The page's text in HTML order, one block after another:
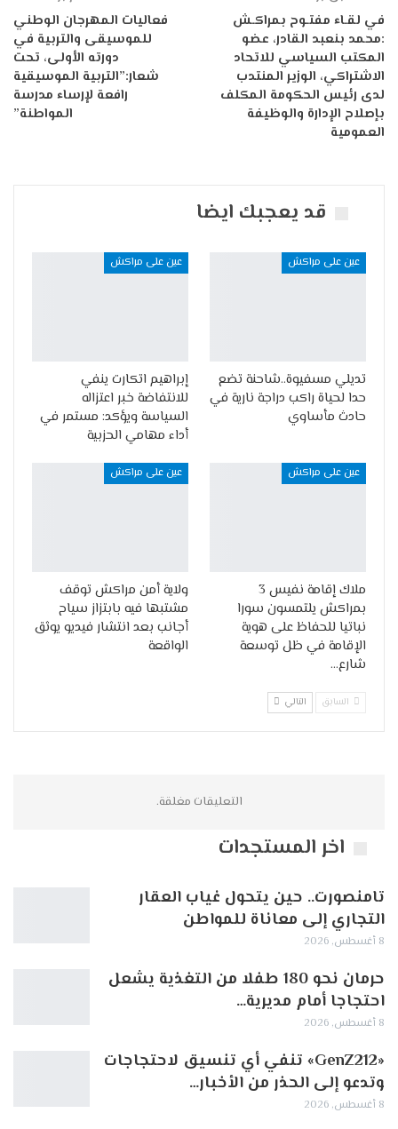
في لقـاء مفتـوح بمراكـش
:محمد بنعبد القادر، عضو
المكتب السياسي للاتحاد
الاشتراكي، الوزير المنتدب
لدى رئيس الحكومة المكلف
بإصلاح الإدارة والوظيفة
العمومية
فعاليات المهرجان الوطني
للموسيقى والتربية في
دورته الأولى، تحت
شعار:”التربية الموسيقية
رافعة لإرساء مدرسة
المواطنة”
قد يعجبك ايضا
عين على مراكش
تديلي مسفيوة..شاحنة تضع
حدا لحياة راكب دراجة نارية في
حادث مأساوي
عين على مراكش
إبراهيم اتكارت ينفي
للانتفاضة خبر اعتزاله
السياسة ويؤكد: مستمر في
أداء مهامي الحزبية
عين على مراكش
ملاك إقامة نفيس 3
بمراكش يلتمسون سورا
نباتيا للحفاظ على هوية
الإقامة في ظل توسعة
شارع…
عين على مراكش
ولاية أمن مراكش توقف
مشتبها فيه بابتزاز سياح
أجانب بعد انتشار فيديو يوثق
الواقعة
السابق التالي
التعليقات مغلقة.
اخر المستجدات
تامنصورت.. حين يتحول غياب العقار
التجاري إلى معاناة للمواطن
8 أغسطس, 2026
حرمان نحو 180 طفلا من التغذية يشعل
احتجاجا أمام مديرية…
8 أغسطس, 2026
«GenZ212» تنفي أي تنسيق لاحتجاجات
وتدعو إلى الحذر من الأخبار…
8 أغسطس, 2026